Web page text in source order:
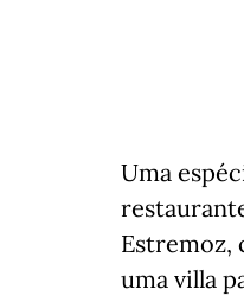
Uma
Estremoz,
uma villa